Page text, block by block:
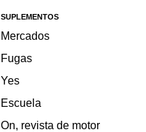
SUPLEMENTOS
Mercados
Fugas
Yes
Escuela
On, revista de motor